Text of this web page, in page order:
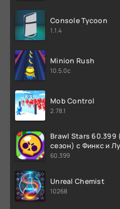
Console Tycoon
1.1.4
Minion Rush
10.5.0c
Mob Control
2.78.1
Brawl Stars 60.399
сезон) с Финкс и
60.399
Unreal Chemist
10268